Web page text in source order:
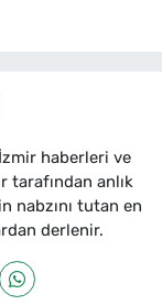
haberleri ve
tarafından anlık
nabzını tutan en
derlenir.